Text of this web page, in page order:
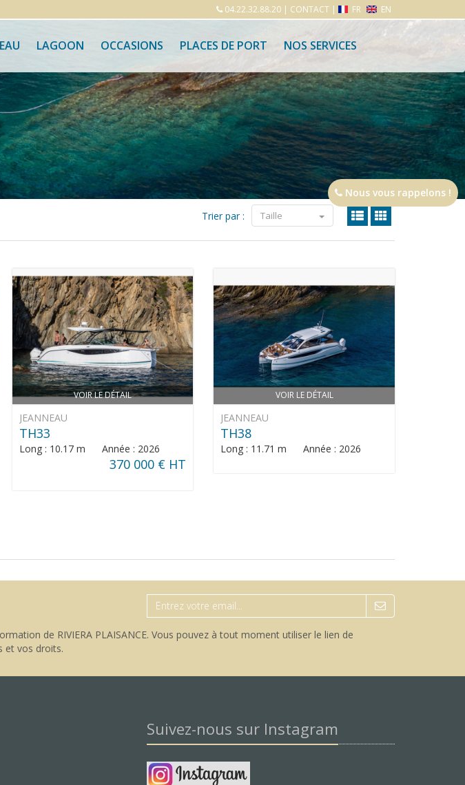
04.22.32.88.20| CONTACT| FR EN
LAGOON OCCASIONS PLACES DE PORT NOS SERVICES
Trier par : Taille
VOIR LE DÉTAIL
JEANNEAU
TH33
Long : 10.17 m Année : 2026
370 000 € HT
VOIR LE DÉTAIL
JEANNEAU
TH38
Long : 11.71 m Année : 2026
de RIVIERA PLAISANCE. Vous pouvez à tout moment utiliser le lien de
et vos droits.
Suivez-nous sur Instagram
Nous vous rappelons !